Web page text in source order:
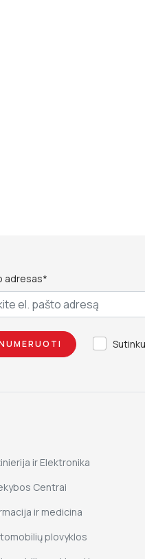
adresas*
ir Elektronika
Centrai
ir medicina
plovyklos